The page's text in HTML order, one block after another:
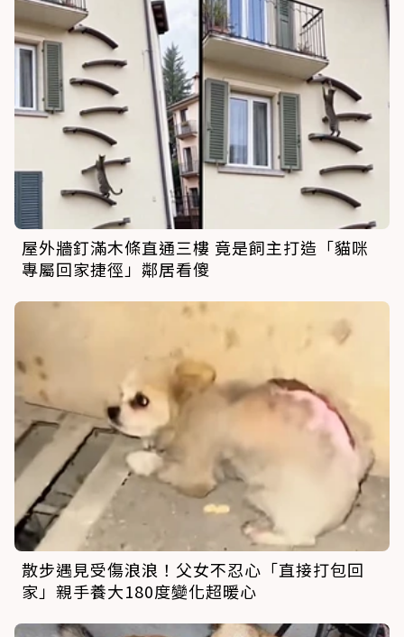
屋外牆釘滿木條直通三樓 竟是飼主打造「貓咪
專屬回家捷徑」鄰居看傻
散步遇見受傷浪浪！父女不忍心「直接打包回
家」親手養大180度變化超暖心